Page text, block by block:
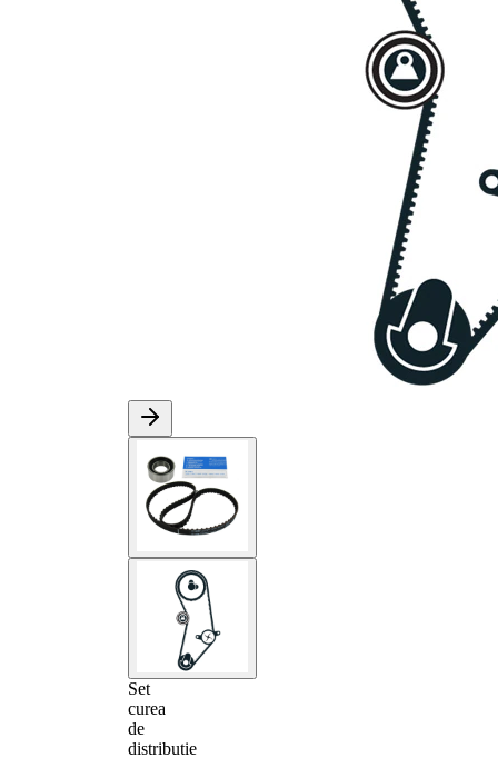
Set
curea
de
distributie